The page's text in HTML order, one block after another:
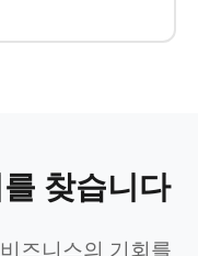
찾습니다
즈니스의 기회를